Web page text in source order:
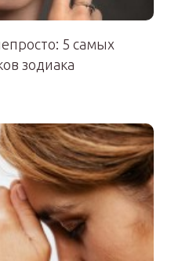
5 самых
зодиака